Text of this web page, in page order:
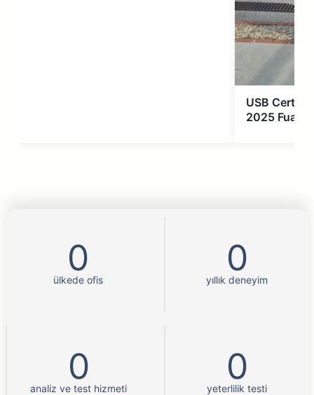
USB
2025
0
ülkede ofis
0
yıllık deneyim
0
analiz ve test hizmeti
0
yeterlilik testi